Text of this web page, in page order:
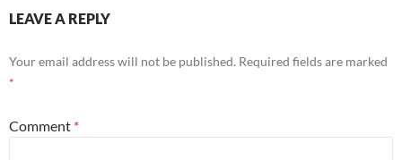
LEAVE A REPLY
Your email address will not be published. Required fields are marked
*
Comment *